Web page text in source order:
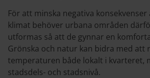
För att minska negativa
klimat behöver urbana områden
utformas så att de gynnar en
Grönska och natur kan bidra med att
temperaturen både lokalt i kvarteret,
stadsdels- och stadsnivå.